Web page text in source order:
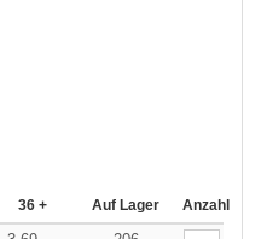
36 + Auf Lager Anzahl